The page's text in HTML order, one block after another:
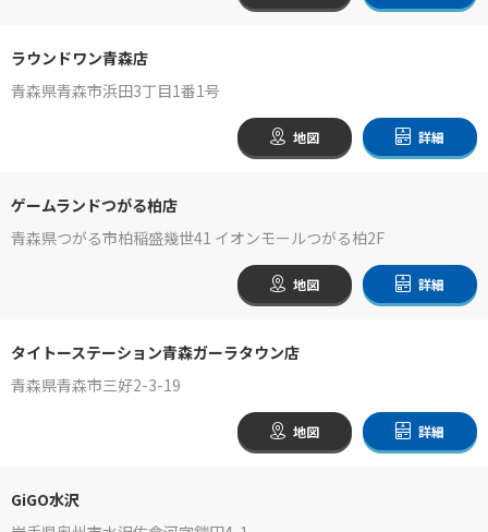
ラウンドワン青森店
青森県青森市浜田3丁目1番1号
地図 詳細
ゲームランドつがる柏店
青森県つがる市柏稲盛幾世41 イオンモールつがる柏2F
地図 詳細
タイトーステーション青森ガーラタウン店
青森県青森市三好2-3-19
地図 詳細
GiGO水沢